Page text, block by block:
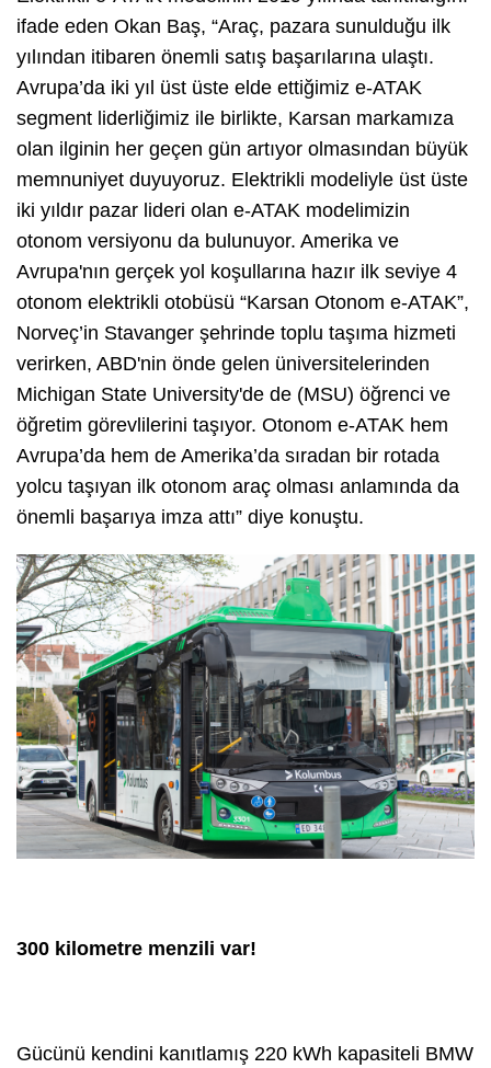
ifade eden Okan Baş, “Araç, pazara sunulduğu ilk
yılından itibaren önemli satış başarılarına ulaştı.
Avrupa’da iki yıl üst üste elde ettiğimiz e-ATAK
segment liderliğimiz ile birlikte, Karsan markamıza
olan ilginin her geçen gün artıyor olmasından büyük
memnuniyet duyuyoruz. Elektrikli modeliyle üst üste
iki yıldır pazar lideri olan e-ATAK modelimizin
otonom versiyonu da bulunuyor. Amerika ve
Avrupa'nın gerçek yol koşullarına hazır ilk seviye 4
otonom elektrikli otobüsü “Karsan Otonom e-ATAK”,
Norveç’in Stavanger şehrinde toplu taşıma hizmeti
verirken, ABD'nin önde gelen üniversitelerinden
Michigan State University'de de (MSU) öğrenci ve
öğretim görevlilerini taşıyor. Otonom e-ATAK hem
Avrupa’da hem de Amerika’da sıradan bir rotada
yolcu taşıyan ilk otonom araç olması anlamında da
önemli başarıya imza attı” diye konuştu.
300 kilometre menzili var!
Gücünü kendini kanıtlamış 220 kWh kapasiteli BMW